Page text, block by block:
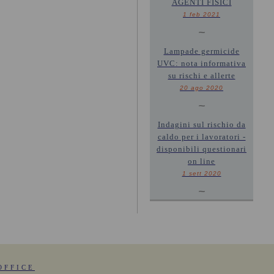
AGENTI FISICI
1 feb 2021
~
Lampade germicide
UVC: nota informativa
su rischi e allerte
20 ago 2020
~
Indagini sul rischio da
caldo per i lavoratori -
disponibili questionari
on line
1 sett 2020
~